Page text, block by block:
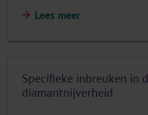
Lees meer
Specifieke inbreuken in
diamantnijverheid